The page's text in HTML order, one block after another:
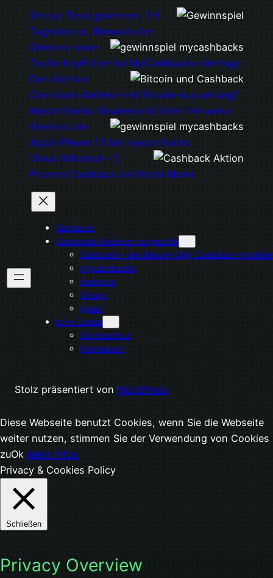
Shoop: Tesla gewinnen, 3 €
Tagesbonus, Bonusstufen
Gewinne einen
Teufel-Kopfhörer bei MyCashbacks-Umfrage
Der nächste
Cashback-Anbieter mit Bitcoin-Auszahlung?
Mycashbacks Gewinnspiel liefert Hinweise
Gewinne ein
Apple iPhone 13 bei mycashbacks
iGraal: Blitzdeal – 5
Prozent Cashback bei Media Markt
Startseite
Cashback-Anbieter vorgestellt
Satsback – der Bitcoin-Only Cashback-Anbieter
mycashbacks
Getmore
Shoop
igraal
Info-Center
Datenschutz
Impressum
Stolz präsentiert von WordPress
Diese Webseite benutzt Cookies, wenn Sie die Webseite
weiter nutzen, stimmen Sie der Verwendung von Cookies
zuOk Mehr Infos
Privacy & Cookies Policy
Schließen
Privacy Overview